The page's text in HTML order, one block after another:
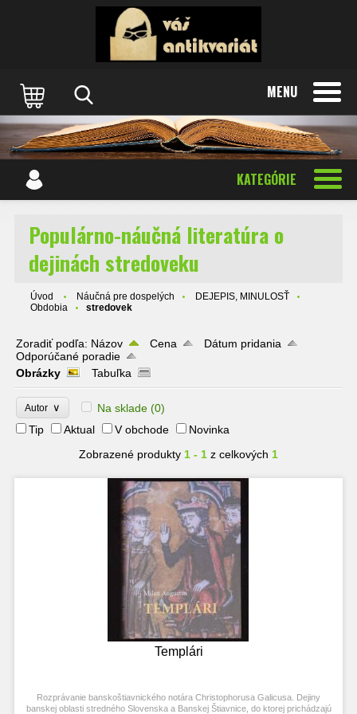
MENU
KATEGÓRIE
Populárno-náučná literatúra o
dejinách stredoveku
Úvod Náučná pre dospelých
DEJEPIS, MINULOSŤ
Obdobia
stredovek
Zoradiť podľa: Názov Cena
Dátum pridania
Odporúčané poradie
Obrázky
Tabuľka
Autor ∨ Na sklade (0)
Tip
Aktual V obchode
Novinka
Zobrazené produkty 1 - 1 z celkových 1
Templári
Rozprávanie banskoštiavnického notára Christophorusa Galicusa. Dejiny
banskej oblasti stredného Slovenska a Banskej Štiavnice, do ktorej prichádzajú